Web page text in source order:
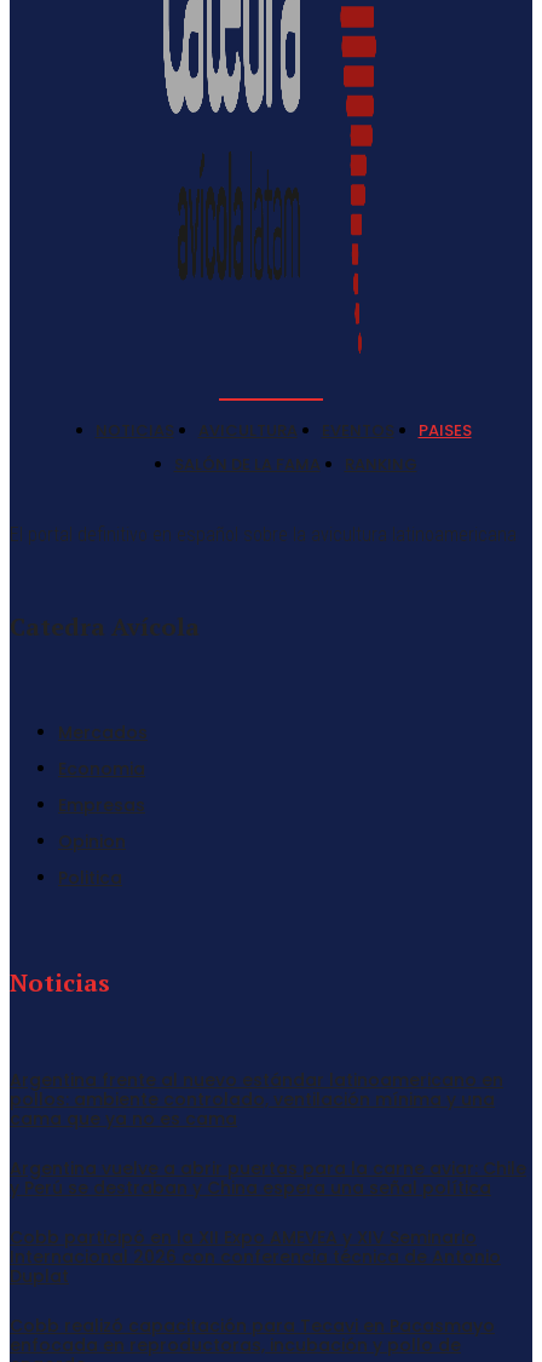
NOTICIAS AVICULTURA EVENTOS
PAISES
SALÓN DE LA FAMA
RANKING
El portal definitivo en español sobre la avicultura latinoamericana
Catedra Avícola
Mercados
Economia
Empresas
Opinion
Politica
Noticias
Argentina frente al nuevo estándar latinoamericano en
pollos: ambiente controlado, ventilación mínima y una
cama que ya no es cama
Argentina vuelve a abrir puertas para la carne aviar: Chile
y Perú se destraban y China espera una señal política
Cobb participó en la XII Expo AMEVEA y XIV Seminario
Internacional 2026 con conferencia técnica de Antonio
Duplat
Cobb realizó capacitación para Tecavi en Pacasmayo
enfocada en reproductoras, incubación y pollo de